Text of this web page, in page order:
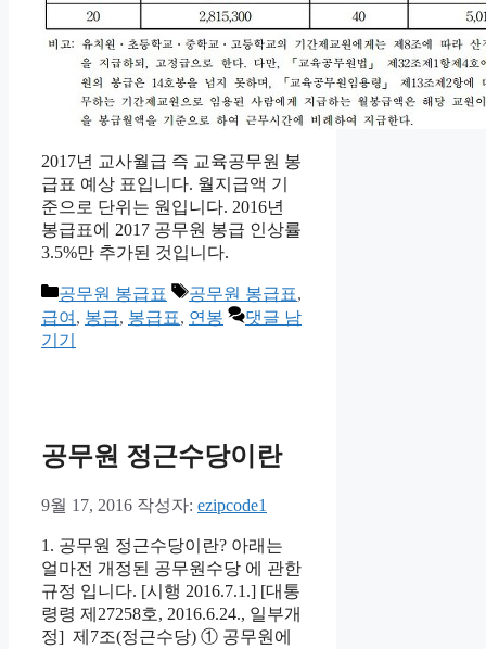
2017년 교사월급 즉 교육공무원 봉
급표 예상 표입니다. 월지급액 기
준으로 단위는 원입니다. 2016년
봉급표에 2017 공무원 봉급 인상률
3.5%만 추가된 것입니다.
카
테
고
공무원 봉급표
태
그
공무원 봉급표,
급여 , 봉급, 봉급표, 연봉
댓글 남
기기
공무원 정근수당이란
9월 17, 2016 작성자: ezipcode1
1. 공무원 정근수당이란? 아래는
얼마전 개정된 공무원수당 에 관한
규정 입니다. [시행 2016.7.1.] [대통
령령 제27258호, 2016.6.24., 일부개
정] 제7조(정근수당) ① 공무원에